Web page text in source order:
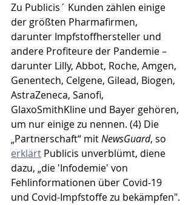
Zu Publicis´ Kunden zählen einige
der größten Pharmafirmen,
darunter Impfstoffhersteller und
andere Profiteure der Pandemie –
darunter Lilly, Abbot, Roche, Amgen,
Genentech, Celgene, Gilead, Biogen,
AstraZeneca, Sanofi,
GlaxoSmithKline und Bayer gehören,
um nur einige zu nennen. (4) Die
„Partnerschaft“ mit NewsGuard, so
erklärt Publicis unverblümt, diene
dazu, „die 'Infodemie' von
Fehlinformationen über Covid-19
und Covid-Impfstoffe zu bekämpfen".